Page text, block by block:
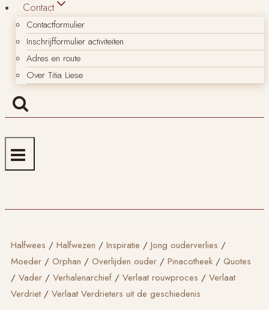
Contact
Contactformulier
Inschrijfformulier activiteiten
Adres en route
Over Titia Liese
Halfwees / Halfwezen / Inspiratie /Jong ouderverlies /
Moeder / Orphan / Overlijden ouder / Pinacotheek / Quotes
/ Vader / Verhalenarchief / Verlaat rouwproces / Verlaat
Verdriet / Verlaat Verdrieters uit de geschiedenis